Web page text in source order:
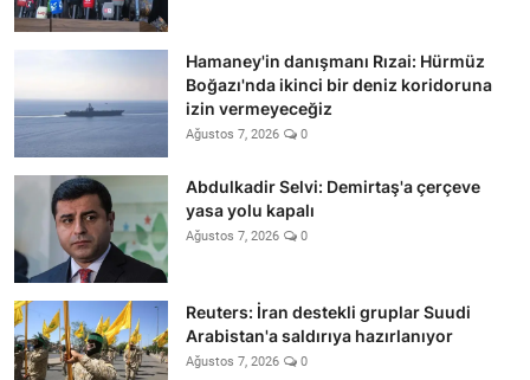
Hamaney'in danışmanı Rızai: Hürmüz
Boğazı'nda ikinci bir deniz koridoruna
izin vermeyeceğiz
Ağustos 7, 2026 0
Abdulkadir Selvi: Demirtaş'a çerçeve
yasa yolu kapalı
Ağustos 7, 2026 0
Reuters: İran destekli gruplar Suudi
Arabistan'a saldırıya hazırlanıyor
Ağustos 7, 2026 0